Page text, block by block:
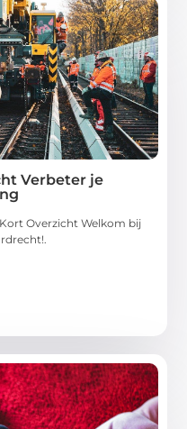
Verbeter je
Overzicht Welkom bij